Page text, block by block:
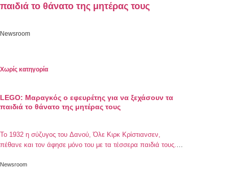
παιδιά το θάνατο της μητέρας τους
Newsroom
Χωρίς κατηγορία
LEGO: Μαραγκός ο εφευρέτης για να ξεχάσουν τα
παιδιά το θάνατο της μητέρας τους
Το 1932 η σύζυγος του Δανού, Όλε Κιρκ Κρίστιανσεν,
πέθανε και τον άφησε μόνο του με τα τέσσερα παιδιά τους.
να αναπληρώσει το κενό. Τα παιχνίδια ήταν μια καλή λύση.
Newsroom